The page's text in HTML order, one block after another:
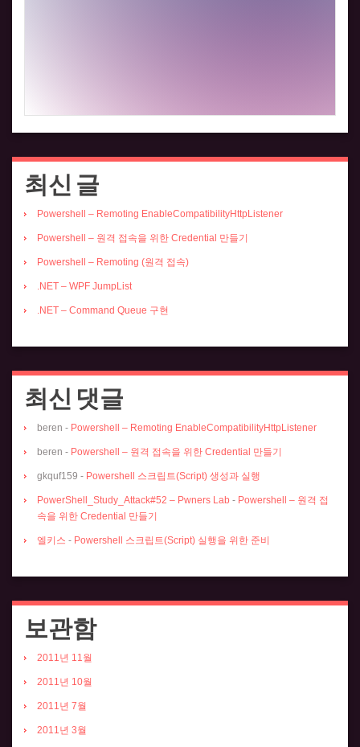
최신 글
Powershell – Remoting EnableCompatibilityHttpListener
Powershell – 원격 접속을 위한 Credential 만들기
Powershell – Remoting (원격 접속)
.NET – WPF JumpList
.NET – Command Queue 구현
최신 댓글
beren - Powershell – Remoting EnableCompatibilityHttpListener
beren - Powershell – 원격 접속을 위한 Credential 만들기
gkquf159 - Powershell 스크립트(Script) 생성과 실행
PowerShell_Study_Attack#52 – Pwners Lab - Powershell – 원격 접
속을 위한 Credential 만들기
엘키스 - Powershell 스크립트(Script) 실행을 위한 준비
보관함
2011년 11월
2011년 10월
2011년 7월
2011년 3월